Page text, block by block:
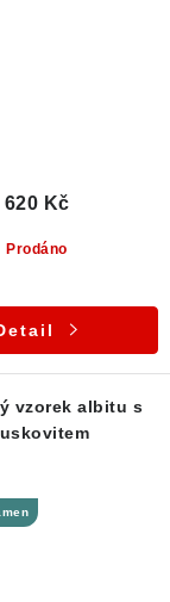
Prodáno
620 Kč
vzorek albitu s